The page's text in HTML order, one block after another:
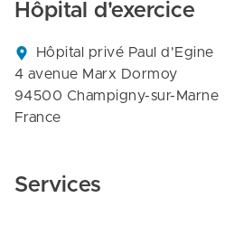
Hôpital d'exercice
Hôpital privé Paul d'Egine
4 avenue Marx Dormoy
94500 Champigny-sur-Marne
France
Services